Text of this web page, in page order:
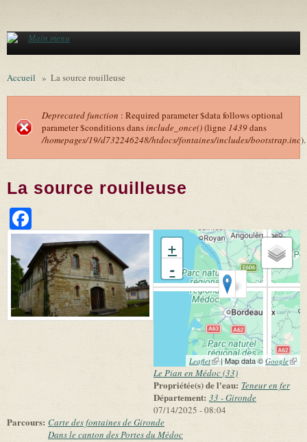
Main menu
Accueil » La source rouilleuse
Message d'erreur
Deprecated function : Required parameter $data follows optional
parameter $conditions dansinclude_once()(ligne 1439dans
/homepages/19/d732246248/htdocs/fontaines/includes/bootstrap.inc).
La source rouilleuse
+
-
Leaflet(link is external)
| Map data © Google(link
Le Pian en Médoc (33)
Propriétée(s) de l'eau: Teneur en fer
Département: 33 - Gironde
07/14/2025 - 08:04
Parcours: Carte des fontaines de Gironde
Dans le canton des Portes du Médoc